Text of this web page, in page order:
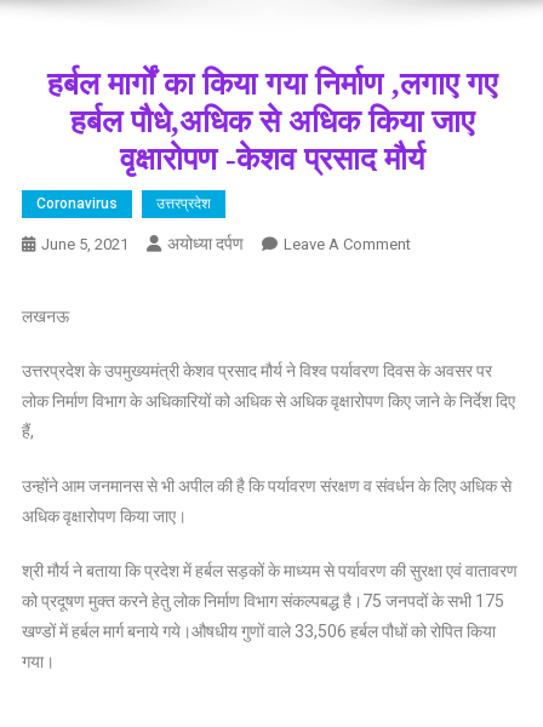
हर्बल मार्गों का किया गया निर्माण ,लगाए गए
हर्बल पौधे,अधिक से अधिक किया जाए
वृक्षारोपण -केशव प्रसाद मौर्य
Coronavirus उत्तरप्रदेश
June 5, 2021 अयोध्या दर्पण Leave A CommentOn
गया
निर्माण
हर्बल
अधिक
किया
जाए
लखनऊ
उत्तरप्रदेश के उपमुख्यमंत्री केशव प्रसाद मौर्य ने विश्व पर्यावरण दिवस के अवसर पर
लोक निर्माण विभाग के अधिकारियों को अधिक से अधिक वृक्षारोपण किए जाने के निर्देश दिए
हैं,
उन्होंने आम जनमानस से भी अपील की है कि पर्यावरण संरक्षण व संवर्धन के लिए अधिक से
अधिक वृक्षारोपण किया जाए।
श्री मौर्य ने बताया कि प्रदेश में हर्बल सड़कों के माध्यम से पर्यावरण की सुरक्षा एवं वातावरण
को प्रदूषण मुक्त करने हेतु लोक निर्माण विभाग संकल्पबद्ध है।75 जनपदों के सभी 175
खण्डों में हर्बल मार्ग बनाये गये।औषधीय गुणों वाले 33,506 हर्बल पौधों को रोपित किया
गया।